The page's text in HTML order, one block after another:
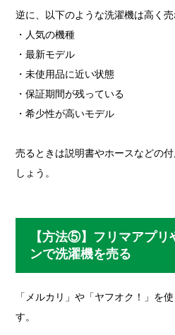
逆に、以下のような洗濯機は高く売
・人気の機種
・最新モデル
・未使用品に近い状態
・保証期間が残っている
・希少性が高いモデル
売るときは説明書やホースなどの
しょう。
【方法⑤】フリマアプリ
ンで洗濯機を売る
「メルカリ」や「ヤフオク！」を
す。